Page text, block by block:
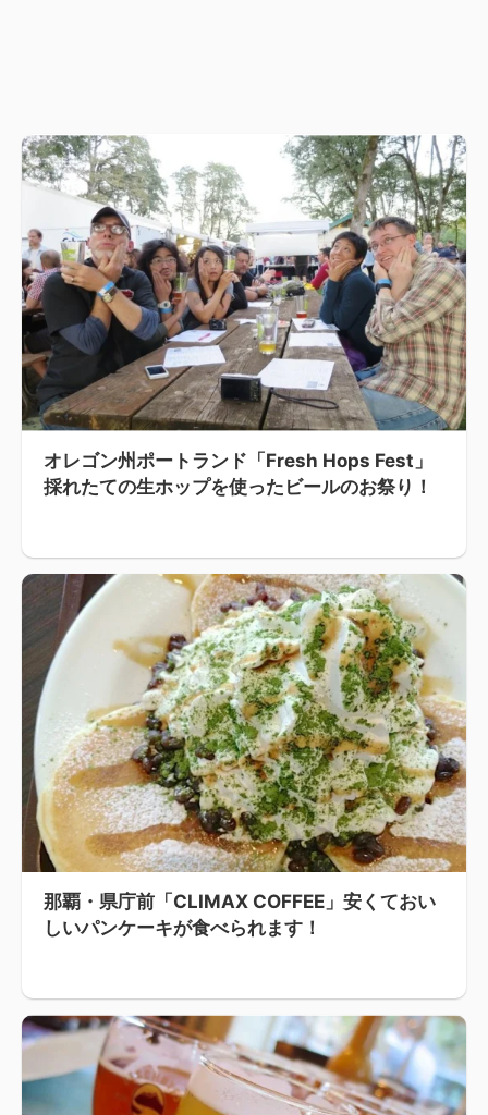
オレゴン州ポートランド「Fresh Hops Fest」
採れたての生ホップを使ったビールのお祭り！
那覇・県庁前「CLIMAX COFFEE」安くておい
しいパンケーキが食べられます！